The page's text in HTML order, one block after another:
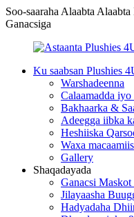
Soo-saaraha Alaabta
Ganacsiga
Ku saabsan Plushies
Warshadeenna
Calaamadda iyo
Bakhaarka &
Adeegga iibka
Heshiiska
Waxa
Gallery
Shaqadayada
Ganacsi Maskot
Jilayaasha
Hadyadaha